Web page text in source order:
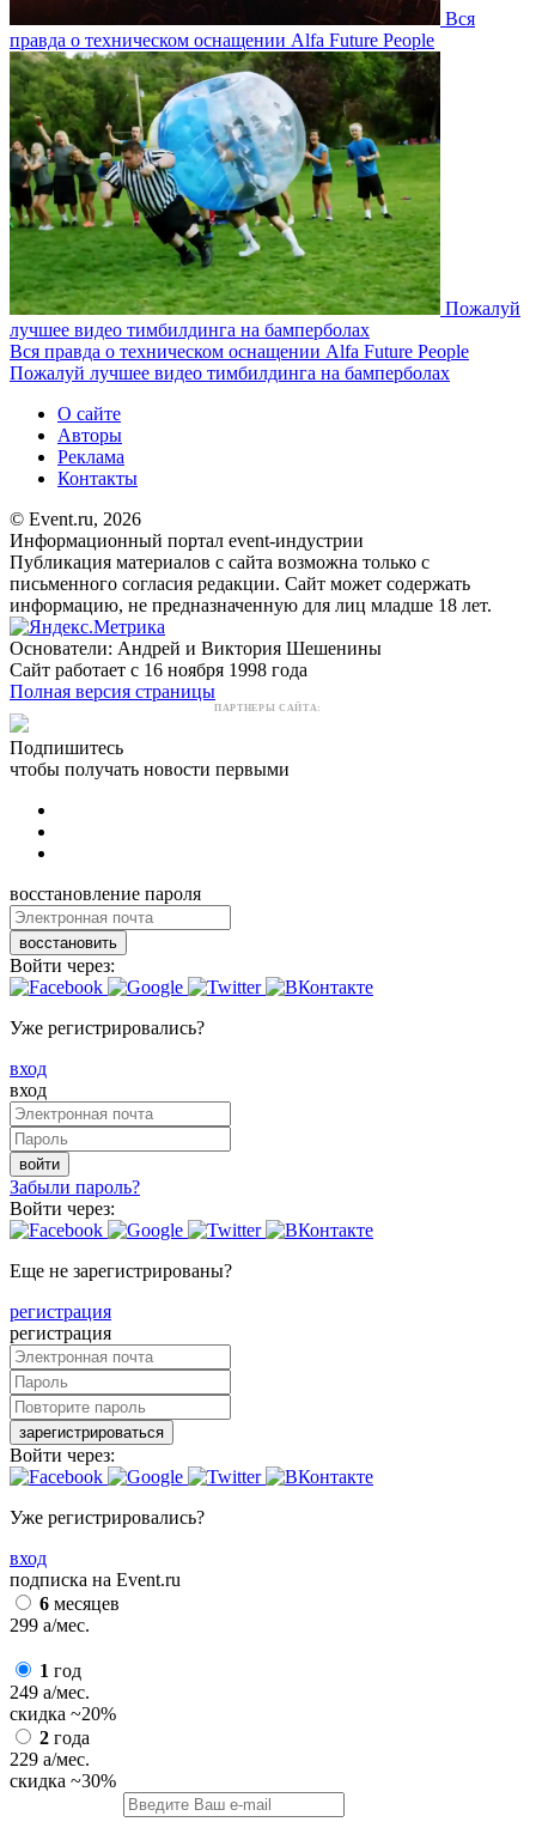
Вся
правда о техническом оснащении Alfa Future People
Пожалуй
лучшее видео тимбилдинга на бамперболах
Вся правда о техническом оснащении Alfa Future People
Пожалуй лучшее видео тимбилдинга на бамперболах
О сайте
Авторы
Реклама
Контакты
© Event.ru, 2026
Информационный портал event-индустрии
Публикация материалов с сайта возможна только с
письменного согласия редакции. Сайт может содержать
информацию, не предназначенную для лиц младше 18 лет.
Основатели: Андрей и Виктория Шешенины
Сайт работает с 16 ноября 1998 года
Полная версия страницы
ПАРТНЕРЫ САЙТА:
Подпишитесь
чтобы получать новости первыми
восстановление пароля
восстановить
Войти через:
Уже регистрировались?
вход
вход
войти
Забыли пароль?
Войти через:
Еще не зарегистрированы?
регистрация
регистрация
зарегистрироваться
Войти через:
Уже регистрировались?
вход
подписка на Event.ru
6 месяцев
299 a/мес.
1 год
249 a/мес.
скидка ~20%
2 года
229 a/мес.
скидка ~30%